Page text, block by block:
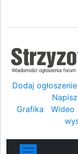
Dodaj ogłoszenie
Grafika
Wideo